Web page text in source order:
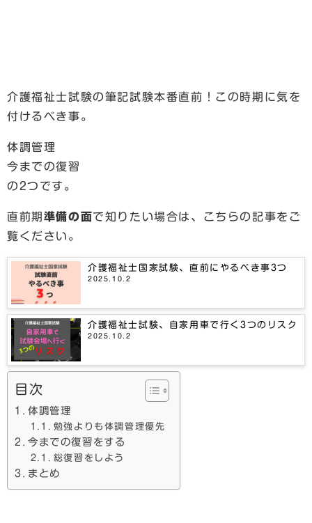
介護福祉士試験の筆記試験本番直前！この時期に気を
付けるべき事。
体調管理
今までの復習
の2つです。
直前期 準備の面で知りたい場合は、こちらの記事をご
覧ください。
介護福祉士国家試験、直前にやるべき事3つ
2025.10.2
介護福祉士試験、自家用車で行く3つのリスク
2025.10.2
目次
体調管理
勉強よりも体調管理優先
今までの復習をする
総復習をしよう
まとめ